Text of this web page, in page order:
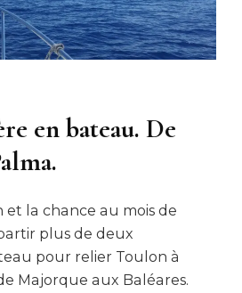
en bateau. De
et la chance au mois de
plus de deux
pour relier Toulon à
Majorque aux Baléares.